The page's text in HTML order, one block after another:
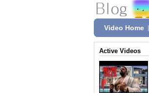
Video Home
Active Videos